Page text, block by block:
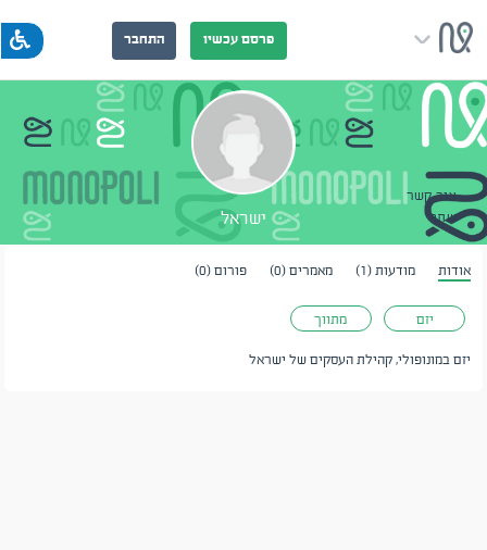
פרסם עכשיו התחבר
צור קשר
שתף
ישראל
אודות מודעות (1) מאמרים (0) פורום (0)
יזם מתווך
יזם במונופולי, קהילת העסקים של ישראל